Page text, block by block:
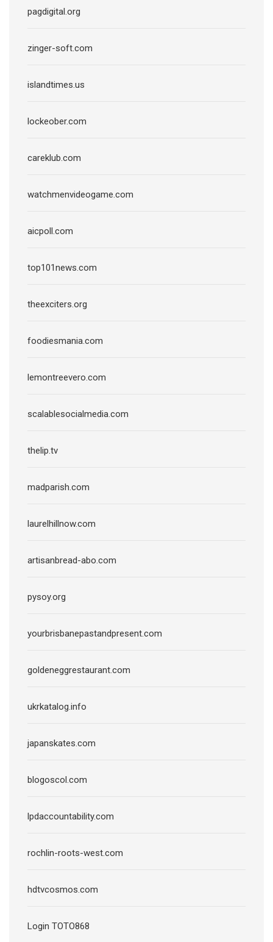
pagdigital.org
zinger-soft.com
islandtimes.us
lockeober.com
careklub.com
watchmenvideogame.com
aicpoll.com
top101news.com
theexciters.org
foodiesmania.com
lemontreevero.com
scalablesocialmedia.com
thelip.tv
madparish.com
laurelhillnow.com
artisanbread-abo.com
pysoy.org
yourbrisbanepastandpresent.com
goldeneggrestaurant.com
ukrkatalog.info
japanskates.com
blogoscol.com
lpdaccountability.com
rochlin-roots-west.com
hdtvcosmos.com
Login TOTO868